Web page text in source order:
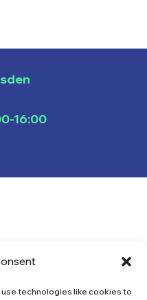
technologies like cookies to
16:00